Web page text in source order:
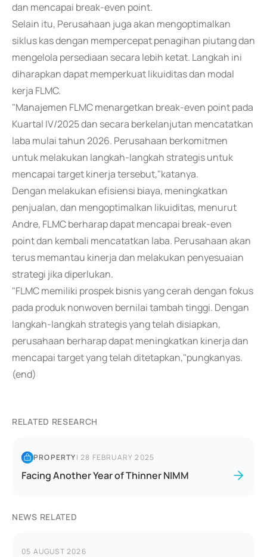
dan mencapai break-even point.
Selain itu, Perusahaan juga akan mengoptimalkan
siklus kas dengan mempercepat penagihan piutang dan
mengelola persediaan secara lebih ketat. Langkah ini
diharapkan dapat memperkuat likuiditas dan modal
kerja FLMC.
"Manajemen FLMC menargetkan break-even point pada
Kuartal IV/2025 dan secara berkelanjutan mencatatkan
laba mulai tahun 2026. Perusahaan berkomitmen
untuk melakukan langkah-langkah strategis untuk
mencapai target kinerja tersebut,"katanya.
Dengan melakukan efisiensi biaya, meningkatkan
penjualan, dan mengoptimalkan likuiditas, menurut
Andre, FLMC berharap dapat mencapai break-even
point dan kembali mencatatkan laba. Perusahaan akan
terus memantau kinerja dan melakukan penyesuaian
strategi jika diperlukan.
"FLMC memiliki prospek bisnis yang cerah dengan fokus
pada produk nonwoven bernilai tambah tinggi. Dengan
langkah-langkah strategis yang telah disiapkan,
perusahaan berharap dapat meningkatkan kinerja dan
mencapai target yang telah ditetapkan,"pungkanyas.
(end)
RELATED RESEARCH
PROPERTY|28 FEBRUARY 2025
Facing Another Year of Thinner NIMM
NEWS RELATED
05 AUGUST 2026